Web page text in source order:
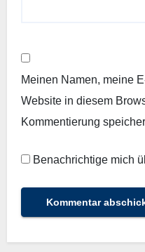
Meinen Namen, meine
Website in diesem
Kommentierung
Benachrichtige mich